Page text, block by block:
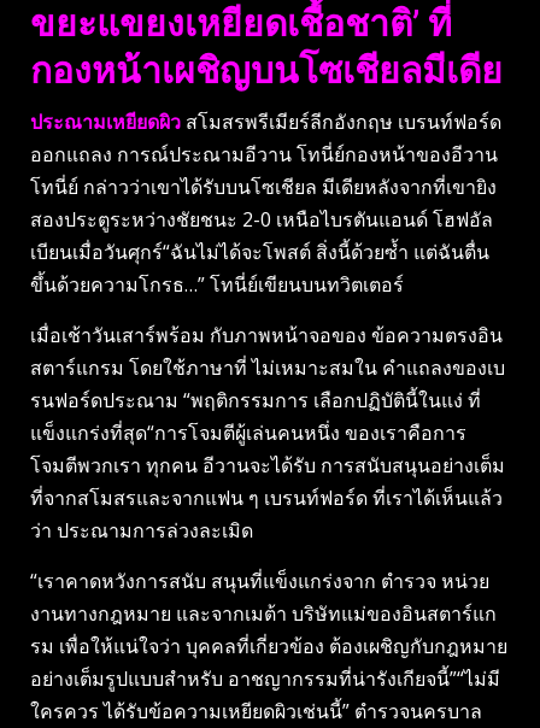
ขยะแขยงเหยียดเชื้อชาติ’ ที่
กองหน้าเผชิญบนโซเชียลมีเดีย
ประณามเหยียดผิว สโมสรพรีเมียร์ลีกอังกฤษ เบรนท์ฟอร์ด
ออกแถลง การณ์ประณามอีวาน โทนี่ย์กองหน้าของอีวาน
โทนี่ย์ กล่าวว่าเขาได้รับบนโซเชียล มีเดียหลังจากที่เขายิง
สองประตูระหว่างชัยชนะ 2-0 เหนือไบรตันแอนด์ โฮฟอัล
เบียนเมื่อวันศุกร์“ฉันไม่ได้จะโพสต์ สิ่งนี้ด้วยซ้ำ แต่ฉันตื่น
ขึ้นด้วยความโกรธ…” โทนี่ย์เขียนบนทวิตเตอร์
เมื่อเช้าวันเสาร์พร้อม กับภาพหน้าจอของ ข้อความตรงอิน
สตาร์แกรม โดยใช้ภาษาที่ ไม่เหมาะสมใน คำแถลงของเบ
รนฟอร์ดประณาม “พฤติกรรมการ เลือกปฏิบัตินี้ในแง่ ที่
แข็งแกร่งที่สุด“การโจมตีผู้เล่นคนหนึ่ง ของเราคือการ
โจมตีพวกเรา ทุกคน อีวานจะได้รับ การสนับสนุนอย่างเต็ม
ที่จากสโมสรและจากแฟน ๆ เบรนท์ฟอร์ด ที่เราได้เห็นแล้ว
ว่า ประณามการล่วงละเมิด
“เราคาดหวังการสนับ สนุนที่แข็งแกร่งจาก ตำรวจ หน่วย
งานทางกฎหมาย และจากเมต้า บริษัทแม่ของอินสตาร์แก
รม เพื่อให้แน่ใจว่า บุคคลที่เกี่ยวข้อง ต้องเผชิญกับกฎหมาย
อย่างเต็มรูปแบบสำหรับ อาชญากรรมที่น่ารังเกียจนี้”“ไม่มี
ใครควร ได้รับข้อความเหยียดผิวเช่นนี้” ตำรวจนครบาล